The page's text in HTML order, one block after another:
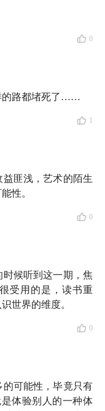
人生底色——总是
从水利工程到摄
，但每一次都走得
是学术理论，也不
：在这个 AI 随时
年代，我们要如何
？
的书房，听听他的
思考。
学、政治哲学，译
国的青少年基础教
兮：安徒生的童话
0
的路都堵死了……
1
匪浅，艺术的陌生
性。
0
候听到这一期，焦
受用的是，读书重
世界的维度。
0
可能性，毕竟只有
体验别人的一种体